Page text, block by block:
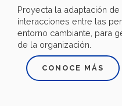
Proyecta la adaptación
interacciones entre las
entorno cambiante, para
de la organización.
CONOCE MÁS